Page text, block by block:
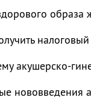
акушерско-
нововведения